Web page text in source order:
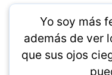
Yo soy más
además de ver
que sus ojos